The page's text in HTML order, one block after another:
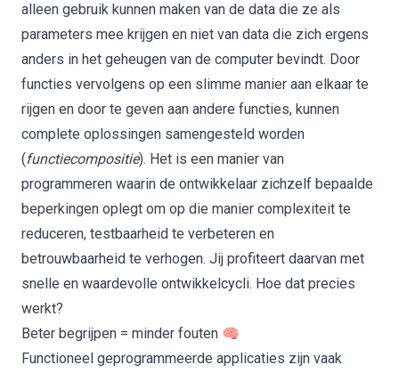
alleen gebruik kunnen maken van de data die ze als
parameters mee krijgen en niet van data die zich ergens
anders in het geheugen van de computer bevindt. Door
functies vervolgens op een slimme manier aan elkaar te
rijgen en door te geven aan andere functies, kunnen
complete oplossingen samengesteld worden
(functiecompositie). Het is een manier van
programmeren waarin de ontwikkelaar zichzelf bepaalde
beperkingen oplegt om op die manier complexiteit te
reduceren, testbaarheid te verbeteren en
betrouwbaarheid te verhogen. Jij profiteert daarvan met
snelle en waardevolle ontwikkelcycli. Hoe dat precies
werkt?
Beter begrijpen = minder fouten 🧠
Functioneel geprogrammeerde applicaties zijn vaak